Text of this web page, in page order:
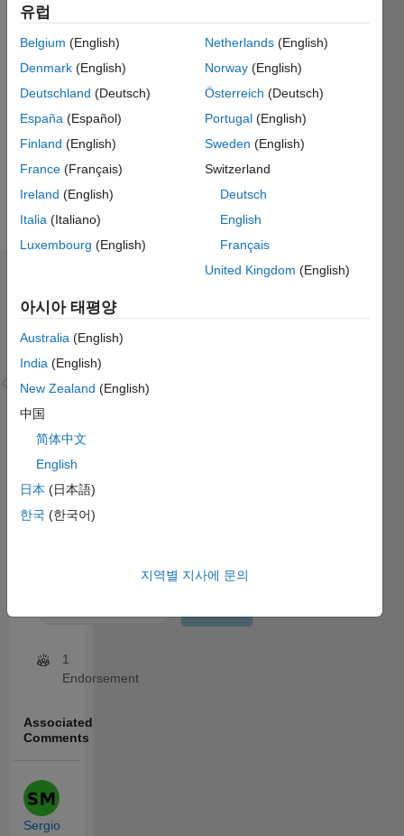
Follow
메시지
Languages:
Spoken
German
Pronouns:
He/him
Skills
with
Endorsements
Please
to
endorse
this
in
a
1 ~
1
Endorsement
Associated
Comments
Sergio
유럽
Belgium (English)
Denmark (English)
Deutschland (Deutsch)
España (Español)
Finland (English)
France (Français)
Ireland (English)
Italia (Italiano)
Luxembourg (English)
Netherlands(English)
Norway(English)
Österreich (Deutsch)
Portugal(English)
Sweden (English)
Switzerland
Deutsch
English
Français
United Kingdom (English)
아시아 태평양
Australia (English)
India (English)
New Zealand (English)
中国
简体中文
English
日本 (日本語)
한국 (한국어)
지역별 지사에 문의